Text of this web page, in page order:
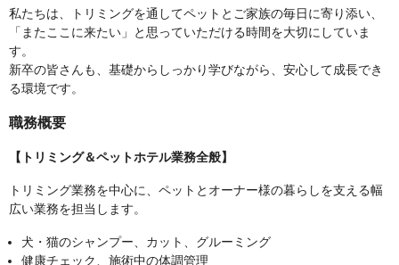
私たちは、トリミングを通してペットとご家族の毎日に寄り添い、
「またここに来たい」と思っていただける時間を大切にしていま
す。
新卒の皆さんも、基礎からしっかり学びながら、安心して成長でき
る環境です。
職務概要
【トリミング＆ペットホテル業務全般】
トリミング業務を中心に、ペットとオーナー様の暮らしを支える幅
広い業務を担当します。
犬・猫のシャンプー、カット、グルーミング
健康チェック、施術中の体調管理